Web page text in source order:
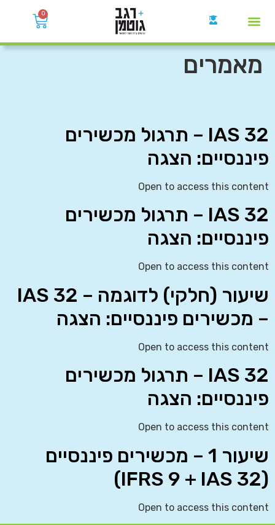
0
מאמרים
IAS 32 – תרגול מכשירים
פיננסיים: הצגה
Open to access this content
IAS 32 – תרגול מכשירים
פיננסיים: הצגה
Open to access this content
שיעור (חלקי) לדוגמה – IAS 32
– מכשירים פיננסיים: הצגה
Open to access this content
IAS 32 – תרגול מכשירים
פיננסיים: הצגה
Open to access this content
שיעור 1 – מכשירים פיננסיים
(IFRS 9 + IAS 32)
Open to access this content